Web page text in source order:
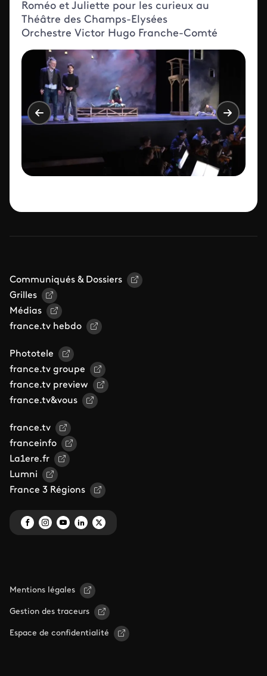
Roméo et Juliette pour les curieux au
Théâtre des Champs-Elysées
Orchestre Victor Hugo Franche-Comté
Communiqués & Dossiers
Grilles
Médias
france.tv hebdo
Phototele
france.tv groupe
france.tv preview
france.tv&vous
france.tv
franceinfo
La1ere.fr
Lumni
France 3 Régions
Mentions légales
Gestion des traceurs
Espace de confidentialité